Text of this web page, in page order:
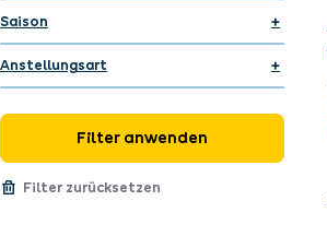
Saison
Anstellungsart
Filter anwenden
Filter zurücksetzen